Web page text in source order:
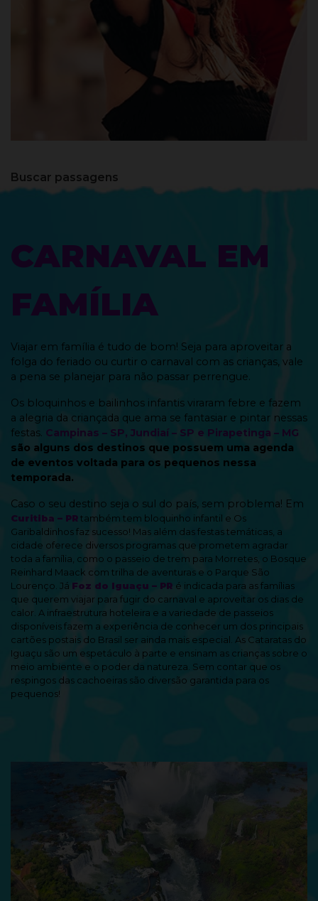
Buscar passagens
CARNAVAL EM
FAMÍLIA
Viajar em família é tudo de bom! Seja para aproveitar a
folga do feriado ou curtir o carnaval com as crianças, vale
a pena se planejar para não passar perrengue.
Os bloquinhos e bailinhos infantis viraram febre e fazem
a alegria da criançada que ama se fantasiar e pintar nessas
festas. Campinas – SP, Jundiaí – SP e Pirapetinga – MG
são alguns dos destinos que possuem uma agenda
de eventos voltada para os pequenos nessa
temporada.
Caso o seu destino seja o sul do país, sem problema! Em
Curitiba – PRtambém tem bloquinho infantil e Os
Garibaldinhos faz sucesso! Mas além das festas temáticas, a
cidade oferece diversos programas que prometem agradar
toda a família, como o passeio de trem para Morretes, o Bosque
Reinhard Maack com trilha de aventuras e o Parque São
Lourenço. Já Foz do Iguaçu – PR é indicada para as famílias
que querem viajar para fugir do carnaval e aproveitar os dias de
calor. A infraestrutura hoteleira e a variedade de passeios
disponíveis fazem a experiência de conhecer um dos principais
cartões postais do Brasil ser ainda mais especial. As Cataratas do
Iguaçu são um espetáculo à parte e ensinam as crianças sobre o
meio ambiente e o poder da natureza. Sem contar que os
respingos das cachoeiras são diversão garantida para os
pequenos!